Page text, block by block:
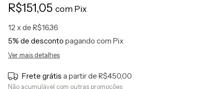
R$151,05 com Pix
12 x de R$16,36
5% de desconto pagando com Pix
Ver mais detalhes
Frete grátis a partir de R$450,00
Não acumulável com outras promoções